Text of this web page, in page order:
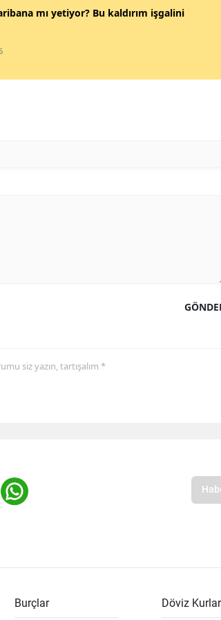
mı yetiyor? Bu kaldırım işgalini
siz yazın, tartışalım *
Burçlar Döviz